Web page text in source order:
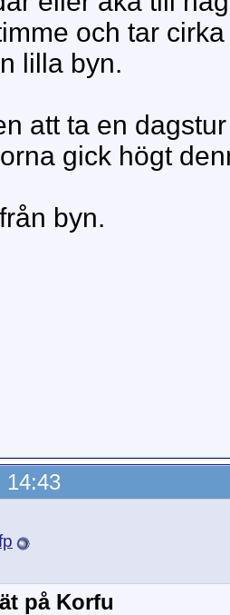
och tar
lilla byn.
att ta en
gick högt
byn.
14:43
på Korfu